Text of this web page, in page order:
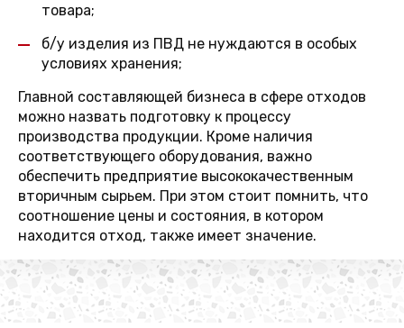
товара;
б/у изделия из ПВД не нуждаются в особых
условиях хранения;
Главной составляющей бизнеса в сфере отходов
можно назвать подготовку к процессу
производства продукции. Кроме наличия
соответствующего оборудования, важно
обеспечить предприятие высококачественным
вторичным сырьем. При этом стоит помнить, что
соотношение цены и состояния, в котором
находится отход, также имеет значение.